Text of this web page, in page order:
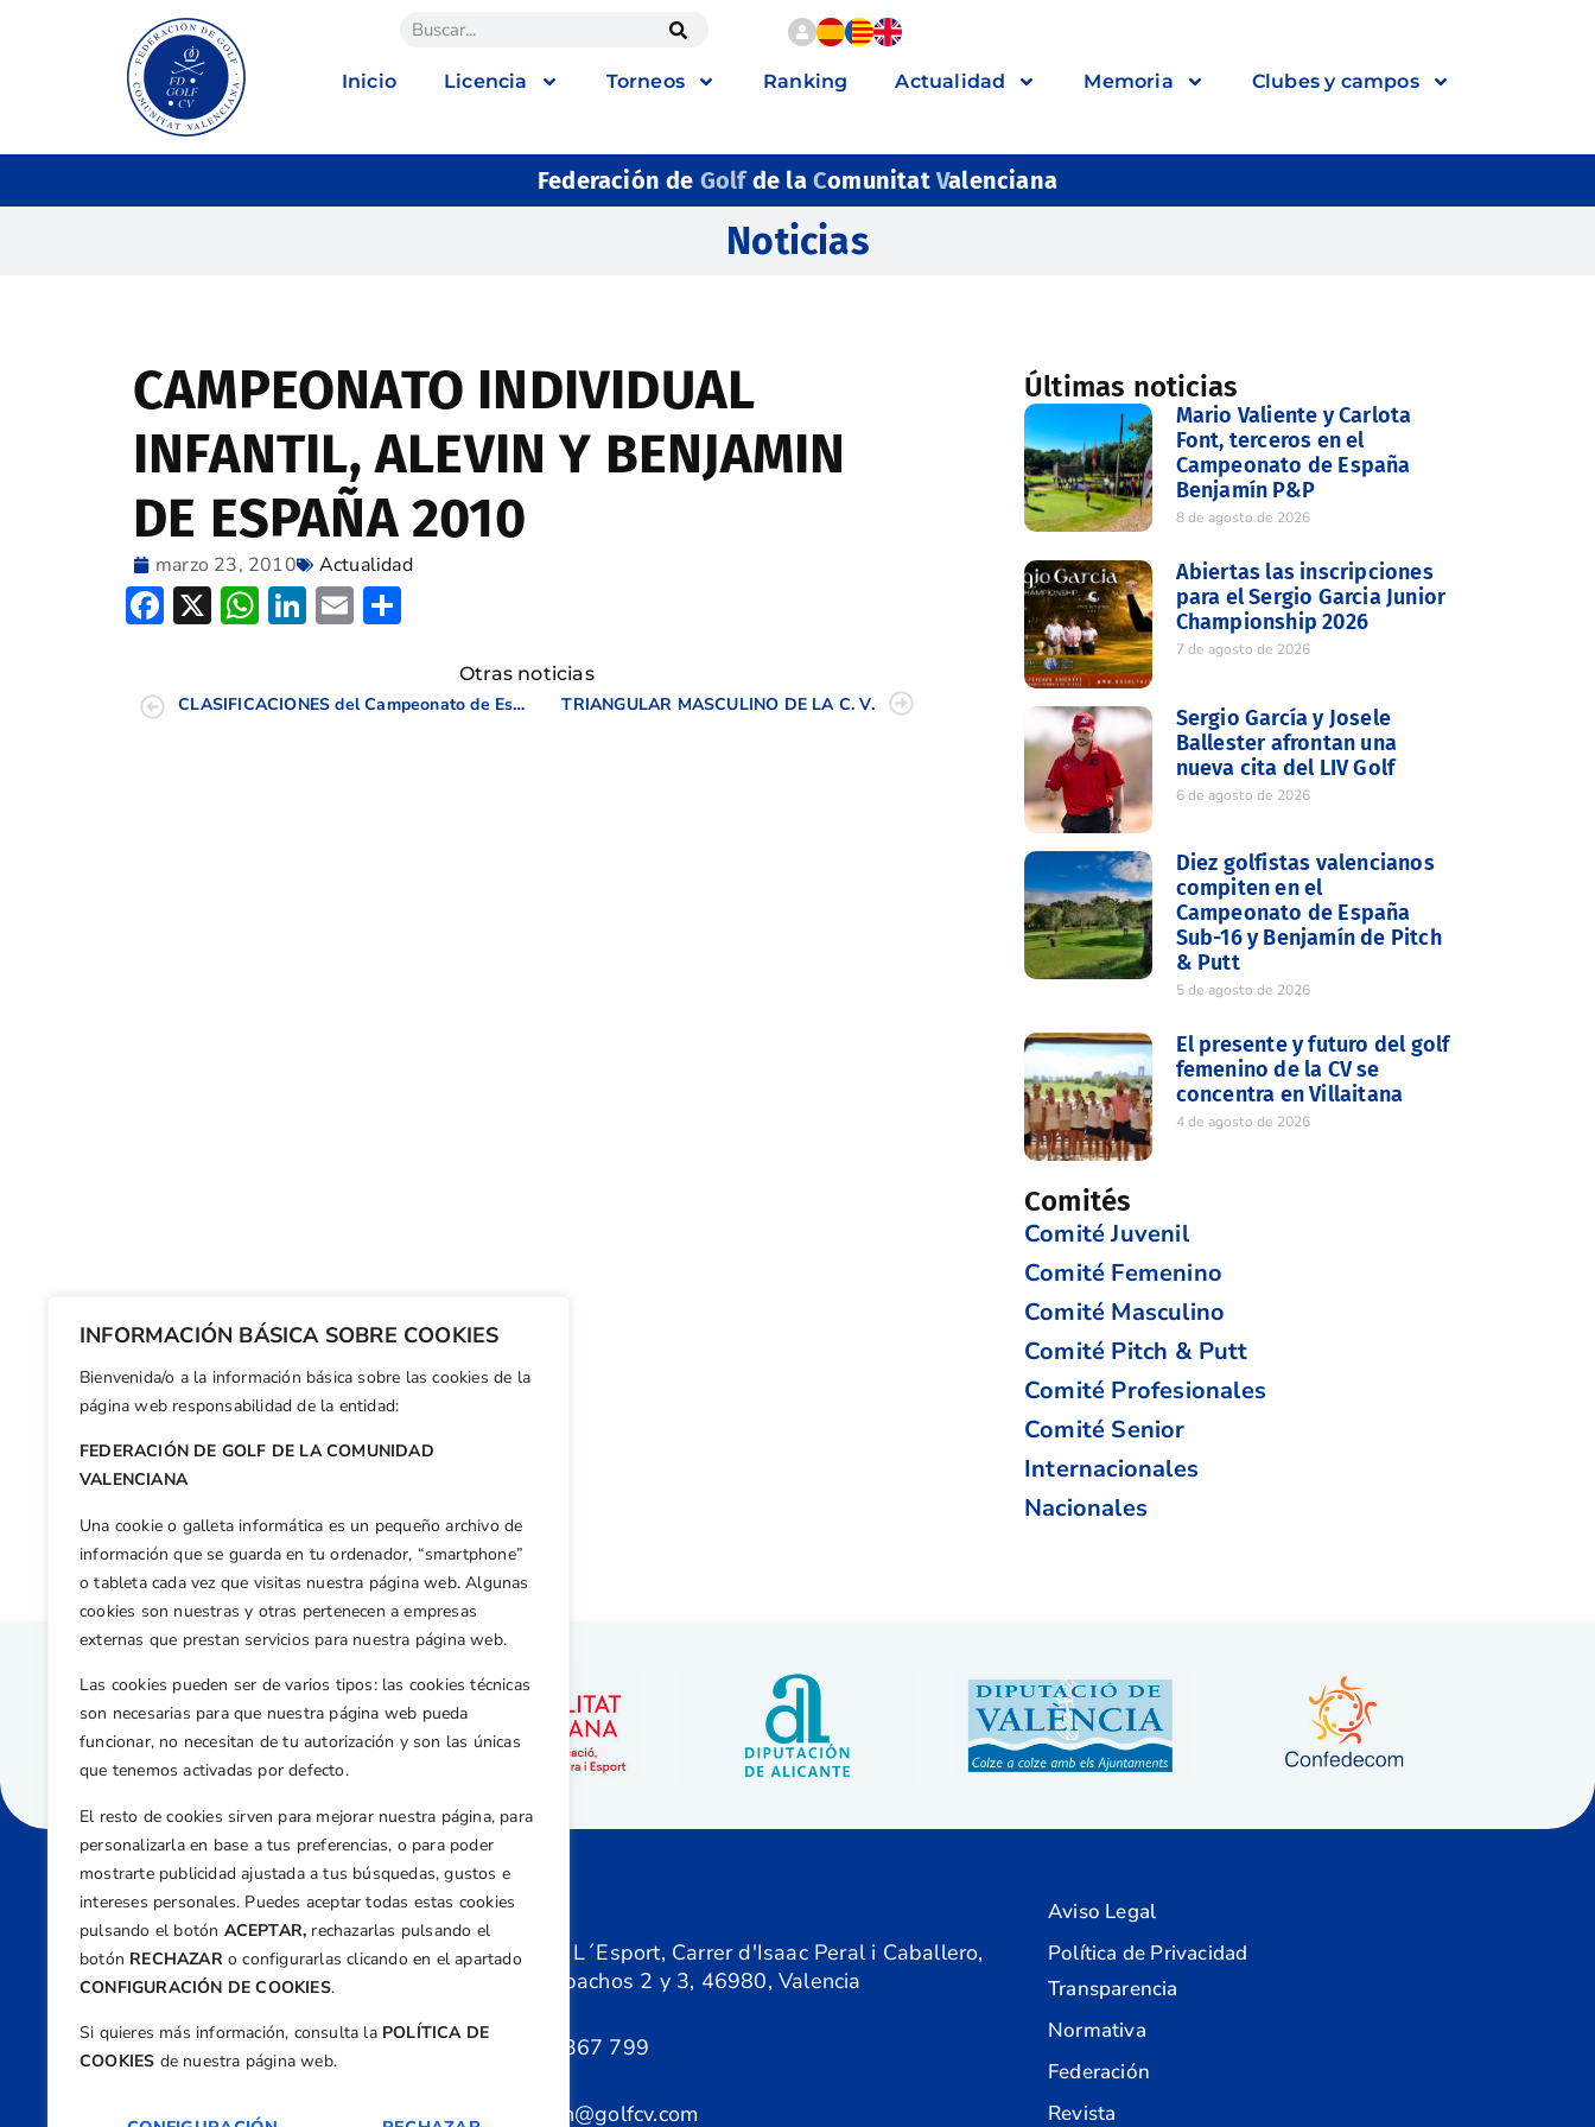
INFORMACIÓN BÁSICA SOBRE COOKIES
Bienvenida/o a la información básica sobre las cookies de la
página web responsabilidad de la entidad:
FEDERACIÓN DE GOLF DE LA COMUNIDAD
VALENCIANA
Una cookie o galleta informática es un pequeño archivo de
información que se guarda en tu ordenador, “smartphone”
o tableta cada vez que visitas nuestra página web. Algunas
cookies son nuestras y otras pertenecen a empresas
externas que prestan servicios para nuestra página web.
Las cookies pueden ser de varios tipos: las cookies técnicas
son necesarias para que nuestra página web pueda
funcionar, no necesitan de tu autorización y son las únicas
que tenemos activadas por defecto.
El resto de cookies sirven para mejorar nuestra página, para
personalizarla en base a tus preferencias, o para poder
mostrarte publicidad ajustada a tus búsquedas, gustos e
intereses personales. Puedes aceptar todas estas cookies
pulsando el botón ACEPTAR, rechazarlas pulsando el
botón RECHAZARo configurarlas clicando en el apartado
CONFIGURACIÓN DE COOKIES.
Si quieres más información, consulta la POLÍTICA DE
COOKIES de nuestra página web.
Inicio Licencia Torneos Ranking Actualidad Memoria Clubes y campos
Federación de Golfde la ComunitatValenciana
Noticias
CAMPEONATO INDIVIDUAL
INFANTIL, ALEVIN Y BENJAMIN
DE ESPAÑA 2010
marzo 23, 2010 Actualidad
Facebook
X WhatsApp
LinkedIn
Email
Otras noticias
CLASIFICACIONES del Campeonato de España Individual INFANTIL, ALEVÍN y BENJAMÍN
TRIANGULAR MASCULINO DE LA C. V.
Últimas noticias
Mario Valiente y Carlota
Font, terceros en el
Campeonato de España
Benjamín P&P
8 de agosto de 2026
Abiertas las inscripciones
para el Sergio Garcia Junior
Championship 2026
7 de agosto de 2026
Sergio García y Josele
Ballester afrontan una
nueva cita del LIV Golf
6 de agosto de 2026
Diez golfistas valencianos
compiten en el
Campeonato de España
Sub-16 y Benjamín de Pitch
& Putt
5 de agosto de 2026
El presente y futuro del golf
femenino de la CV se
concentra en Villaitana
4 de agosto de 2026
Comités
Comité Juvenil
Comité Femenino
Comité Masculino
Comité Pitch & Putt
Comité Profesionales
Comité Senior
Internacionales
Nacionales
Dirección
Centre de L´Esport, Carrer d'Isaac Peral i Caballero,
Nº 5, Despachos 2 y 3, 46980, Valencia
+34 961 367 799
federacion@golfcv.com
Aviso Legal
Política de Privacidad
Transparencia
Normativa
Federación
Revista